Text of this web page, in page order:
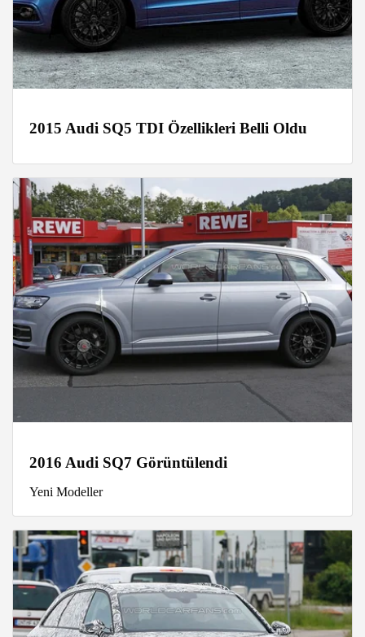
2015 Audi SQ5 TDI Özellikleri Belli Oldu
2016 Audi SQ7 Görüntülendi
Yeni Modeller